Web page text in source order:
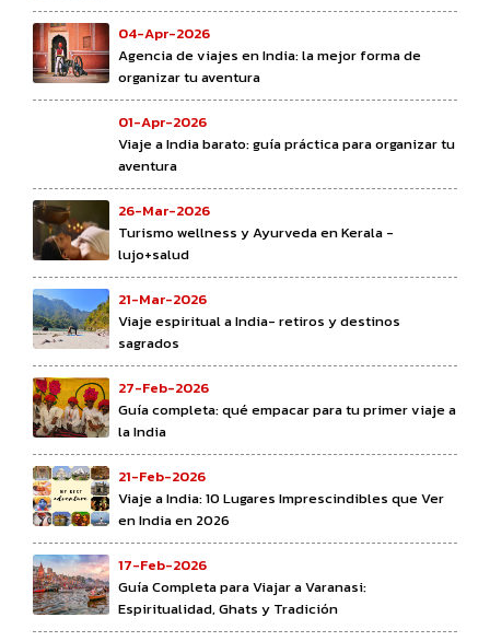
04-Apr-2026
Agencia de viajes en India: la mejor forma de
organizar tu aventura
01-Apr-2026
Viaje a India barato: guía práctica para organizar tu
aventura
26-Mar-2026
Turismo wellness y Ayurveda en Kerala -
lujo+salud
21-Mar-2026
Viaje espiritual a India- retiros y destinos
sagrados
27-Feb-2026
Guía completa: qué empacar para tu primer viaje a
la India
21-Feb-2026
Viaje a India: 10 Lugares Imprescindibles que Ver
en India en 2026
17-Feb-2026
Guía Completa para Viajar a Varanasi:
Espiritualidad, Ghats y Tradición